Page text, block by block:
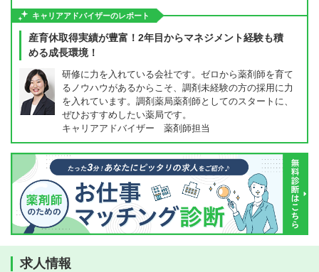
キャリアアドバイザーのレポート
産育休取得実績が豊富！2年目からマネジメント経験も積
める成長環境！
研修に力を入れている会社です。ゼロから薬剤師を育て
るノウハウがあるからこそ、調剤未経験の方の採用に力
を入れています。調剤薬局薬剤師としてのスタートに、
ぜひおすすめしたい薬局です。
キャリアアドバイザー 薬剤師担当
求人情報